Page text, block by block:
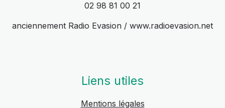
02 98 81 00 21
anciennement Radio Evasion / www.radioevasion.net
Liens utiles
Mentions légales